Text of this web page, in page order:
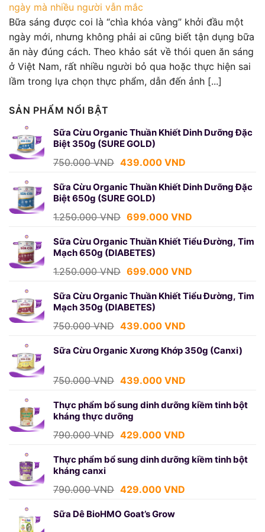
ngày mà nhiều người vẫn mắc
Bữa sáng được coi là “chìa khóa vàng” khởi đầu một
ngày mới, nhưng không phải ai cũng biết tận dụng bữa
ăn này đúng cách. Theo khảo sát về thói quen ăn sáng
ở Việt Nam, rất nhiều người bỏ qua hoặc thực hiện sai
lầm trong lựa chọn thực phẩm, dẫn đến ảnh [...]
SẢN PHẨM NỔI BẬT
Sữa Cừu Organic Thuần Khiết Dinh Dưỡng Đặc
Biệt 350g (SURE GOLD)
750.000VND Giá
là:
750.000 VND.
439.000 VNDGiá
tại
439.000 VND.
Sữa Cừu Organic Thuần Khiết Dinh Dưỡng Đặc
Biệt 650g (SURE GOLD)
1.250.000VND Giá
là:
1.250.000 VND.
699.000 VNDGiá
tại
Sữa Cừu Organic Thuần Khiết Tiểu Đường, Tim
Mạch 650g (DIABETES)
1.250.000VND Giá
là:
1.250.000 VND.
699.000 VNDGiá
tại
Sữa Cừu Organic Thuần Khiết Tiểu Đường, Tim
Mạch 350g (DIABETES)
750.000VND Giá
là:
439.000 VNDGiá
tại
Sữa Cừu Organic Xương Khớp 350g (Canxi)
750.000VND Giá
là:
750.000 VND.
439.000 VNDGiá
tại
Thực phẩm bổ sung dinh dưỡng kiềm tinh bột
kháng thực dưỡng
790.000VND Giá
là:
429.000 VNDGiá
tại
Thực phẩm bổ sung dinh dưỡng kiềm tinh bột
kháng canxi
790.000VND Giá
là:
429.000 VNDGiá
Sữa Dê BioHMO Goat’s Grow